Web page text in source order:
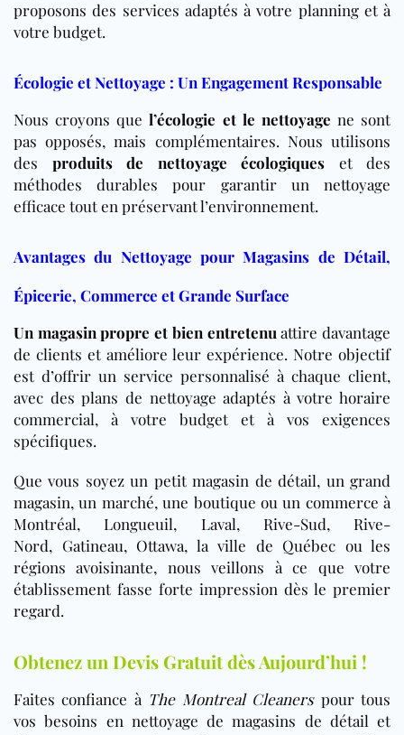
proposons des services adaptés à votre planning et à
votre budget.
Écologie et Nettoyage : Un Engagement Responsable
Nous croyons quel’écologie et le nettoyage ne sont
pas opposés, mais complémentaires. Nous utilisons
des produits de nettoyage écologiques et des
méthodes durables pour garantir un nettoyage
efficace tout en préservant l’environnement.
Avantages du Nettoyage pour Magasins de Détail,
Épicerie, Commerce et Grande Surface
Un magasin propre et bien entretenuattire davantage
de clients et améliore leur expérience. Notre objectif
est d’offrir un service personnalisé à chaque client,
avec des plans de nettoyage adaptés à votre horaire
commercial, à votre budget et à vos exigences
spécifiques.
Que vous soyez un petit magasin de détail, un grand
magasin, un marché, une boutique ou un commerce à
Montréal, Longueuil, Laval, Rive-Sud, Rive-
Nord, Gatineau, Ottawa, la ville de Québec ou les
régions avoisinante, nous veillons à ce que votre
établissement fasse forte impression dès le premier
regard.
Obtenez un Devis Gratuit dès Aujourd’hui !
Faites confiance à The Montreal Cleanerspour tous
vos besoins en nettoyage de magasins de détail et